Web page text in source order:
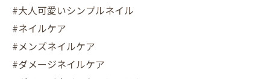
#大人可愛いシンプルネイル
#ネイルケア
#メンズネイルケア
#ダメージネイルケア